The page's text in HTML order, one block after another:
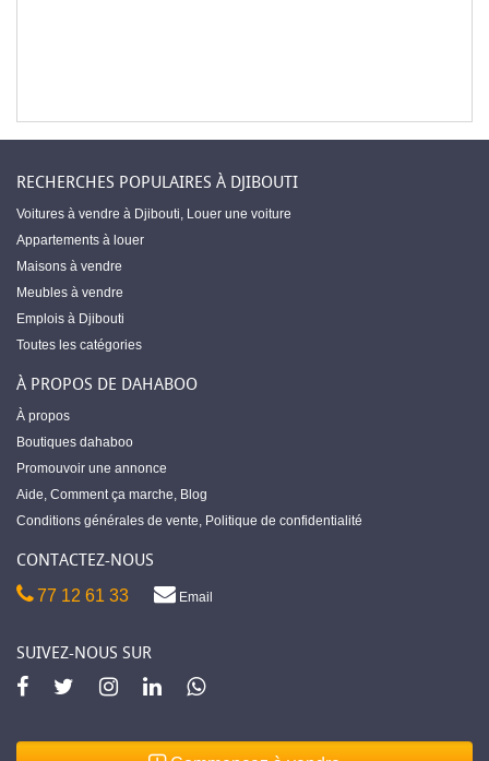
RECHERCHES POPULAIRES À DJIBOUTI
Voitures à vendre à Djibouti, Louer une voiture
Appartements à louer
Maisons à vendre
Meubles à vendre
Emplois à Djibouti
Toutes les catégories
À PROPOS DE DAHABOO
À propos
Boutiques dahaboo
Promouvoir une annonce
Aide, Comment ça marche, Blog
Conditions générales de vente, Politique de confidentialité
CONTACTEZ-NOUS
77 12 61 33 Email
SUIVEZ-NOUS SUR